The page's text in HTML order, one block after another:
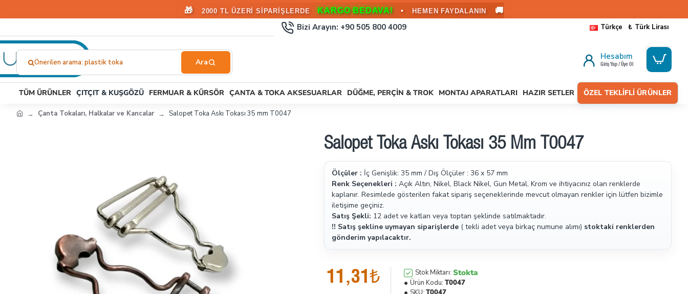
🎁 2000 TL ÜZERİ SİPARİŞLERDE KARGO BEDAVA! • HEMEN FAYDALANIN 🚚
Bizi Arayın: +90 505 800 4009 Türkçe ₺ Türk Lirası
Aramıştınız?...
Önerilen arama: çıtçıt
Hesabım
Giriş Yap / Üye Ol
TÜM ÜRÜNLER ÇITÇIT & KUŞGÖZÜ FERMUAR & KÜRSÖR ÇANTA & TOKA AKSESUARLAR DÜĞME, PERÇIN & TROK MONTAJ APARATLARI HAZIR SETLER ÖZEL TEKLIFLI ÜRÜNLER
Çanta Tokaları, Halkalar ve Kancalar Salopet Toka Askı Tokası 35 mm T0047
Salopet Toka Askı Tokası 35 Mm T0047
Ölçüler : İç Genişlik: 35 mm / Dış Ölçüler : 36 x 57 mm
Renk Seçenekleri : Açık Altın, Nikel, Black Nikel, Gun Metal, Krom ve ihtiyacınız olan renklerde
kaplanır. Resimlede gösterilen fakat sipariş seçeneklerinde mevcut olmayan renkler için lütfen bizimle
iletişime geçiniz.
Satış Şekli: 12 adet ve katları veya toptan şeklinde satılmaktadır.
!! Satış şekline uymayan siparişlerde ( tekli adet veya birkaç numune alımı) stoktaki renklerden
gönderim yapılacaktır.
11,31₺ Stok Miktarı: Stokta
Ürün Kodu: T0047